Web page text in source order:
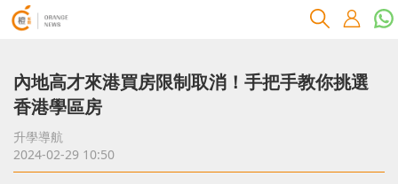
內地高才來港買房限制取消！手把手教你挑選
香港學區房
升學導航
2024-02-29 10:50